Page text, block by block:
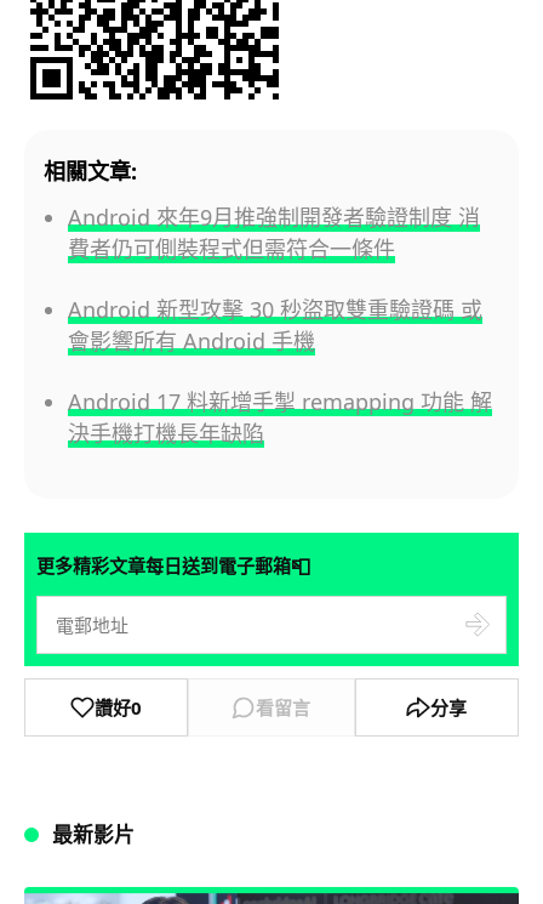
相關文章:
Android 來年9月推強制開發者驗證制度 消
費者仍可側裝程式但需符合一條件
Android 新型攻擊 30 秒盜取雙重驗證碼 或
會影響所有 Android 手機
Android 17 料新增手掣 remapping 功能 解
決手機打機長年缺陷
更多精彩文章每日送到電子郵箱📮
讚好0 看留言 分享
最新影片